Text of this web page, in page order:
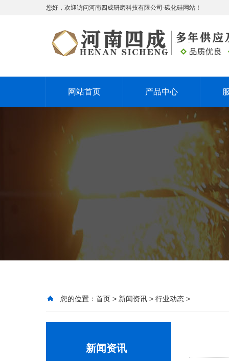
您好，欢迎访问河南四成研磨科技有限公司-碳化硅网站！
网站首页 产品中心
您的位置： 首页 > 新闻资讯 > 行业动态 >
新闻资讯